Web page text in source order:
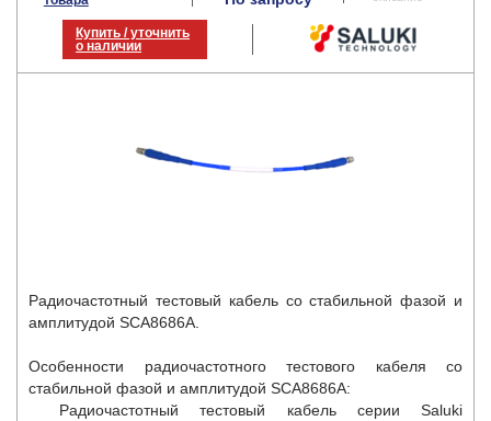
Купить / уточнить
о наличии
Радиочастотный тестовый кабель со стабильной фазой и
амплитудой SCA8686A.
Особенности радиочастотного тестового кабеля со
стабильной фазой и амплитудой SCA8686A:
Радиочастотный тестовый кабель серии Saluki